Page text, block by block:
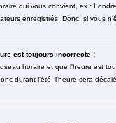
qui vous convient, ex :
enregistrés. Donc, si vous
est toujours incorrecte !
horaire et que l'heure est
durant l'été, l'heure sera